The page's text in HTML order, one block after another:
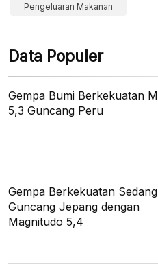
Pengeluaran Makanan
Data Populer
Gempa Bumi Berkekuatan M
5,3 Guncang Peru
Gempa Berkekuatan Sedang
Guncang Jepang dengan
Magnitudo 5,4